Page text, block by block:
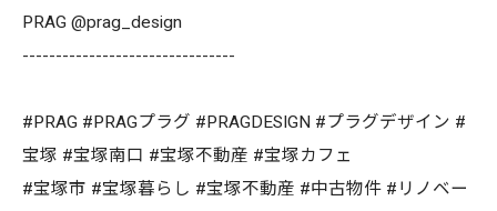
PRAG @prag_design
--------------------------------
#PRAG #PRAGプラグ #PRAGDESIGN #プラグデザイン #
宝塚 #宝塚南口 #宝塚不動産 #宝塚カフェ
#宝塚市 #宝塚暮らし #宝塚不動産 #中古物件 #リノベー